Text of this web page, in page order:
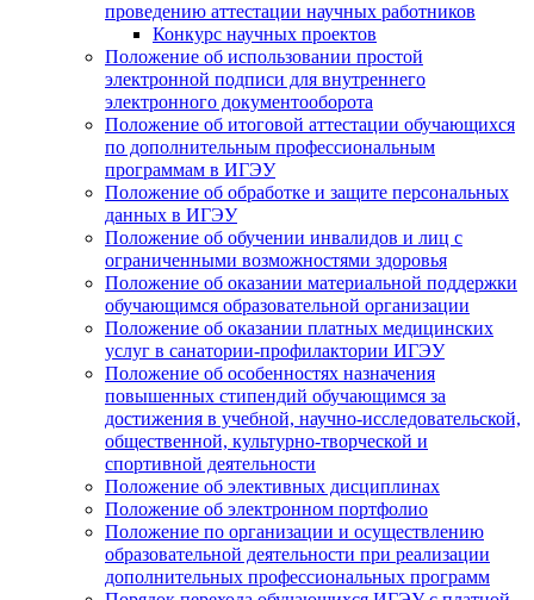
проведению аттестации научных работников
Конкурс научных проектов
Положение об использовании простой
электронной подписи для внутреннего
электронного документооборота
Положение об итоговой аттестации обучающихся
по дополнительным профессиональным
программам в ИГЭУ
Положение об обработке и защите персональных
данных в ИГЭУ
Положение об обучении инвалидов и лиц с
ограниченными возможностями здоровья
Положение об оказании материальной поддержки
обучающимся образовательной организации
Положение об оказании платных медицинских
услуг в санатории-профилактории ИГЭУ
Положение об особенностях назначения
повышенных стипендий обучающимся за
достижения в учебной, научно-исследовательской,
общественной, культурно-творческой и
спортивной деятельности
Положение об элективных дисциплинах
Положение об электронном портфолио
Положение по организации и осуществлению
образовательной деятельности при реализации
дополнительных профессиональных программ